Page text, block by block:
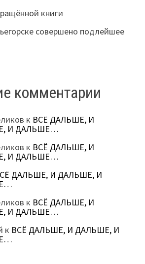
книги
совершено подлейшее
комментарии
к ВСЁ ДАЛЬШЕ, И
И ДАЛЬШЕ…
к ВСЁ ДАЛЬШЕ, И
И ДАЛЬШЕ…
ДАЛЬШЕ, И ДАЛЬШЕ, И
к ВСЁ ДАЛЬШЕ, И
И ДАЛЬШЕ…
к ВСЁ ДАЛЬШЕ, И ДАЛЬШЕ, И